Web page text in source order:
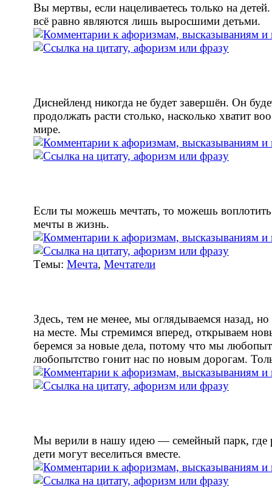
Вы мертвы, если нацеливаетесь только на
всё равно являются лишь выросшими детьми.
Диснейленд никогда не будет завершён. Он
продолжать расти столько, насколько хватит
мире.
Если ты можешь мечтать, то можешь
мечты в жизнь.
Tемы: Мечта, Мечтатели
Здесь, тем не менее, мы оглядываемся назад,
на месте. Мы стремимся вперед, открываем
беремся за новые дела, потому что мы
любопытство гонит нас по новым дорогам.
Мы верили в нашу идею — семейный парк, где
дети могут веселиться вместе.